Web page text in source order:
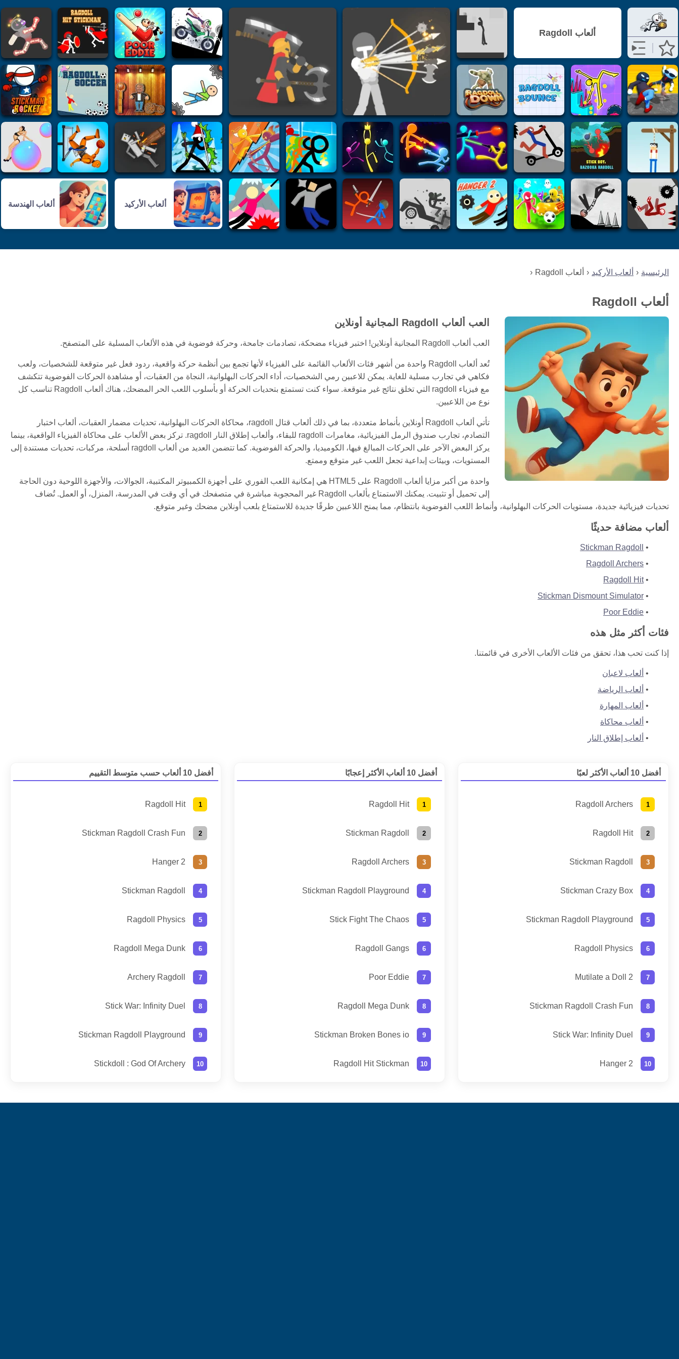
الرئيسية ألعاب الأركيد ألعاب Ragdoll
ألعاب Ragdoll
العب ألعاب Ragdoll المجانية أونلاين
العب ألعاب Ragdoll المجانية أونلاين! اختبر فيزياء مضحكة، تصادمات جامحة، وحركة فوضوية في هذه الألعاب المسلية على المتصفح.
تُعد ألعاب Ragdoll واحدة من أشهر فئات الألعاب القائمة على الفيزياء لأنها تجمع بين أنظمة حركة واقعية، ردود فعل غير متوقعة للشخصيات، ولعب
فكاهي في تجارب مسلية للغاية. يمكن للاعبين رمي الشخصيات، أداء الحركات البهلوانية، النجاة من العقبات، أو مشاهدة الحركات الفوضوية تتكشف
مع فيزياء ragdoll التي تخلق نتائج غير متوقعة. سواء كنت تستمتع بتحديات الحركة أو بأسلوب اللعب الحر المضحك، هناك ألعاب Ragdoll تناسب كل
نوع من اللاعبين.
تأتي ألعاب Ragdoll أونلاين بأنماط متعددة، بما في ذلك ألعاب قتال ragdoll، محاكاة الحركات البهلوانية، تحديات مضمار العقبات، ألعاب اختبار
التصادم، تجارب صندوق الرمل الفيزيائية، مغامرات ragdoll للبقاء، وألعاب إطلاق النار ragdoll. تركز بعض الألعاب على محاكاة الفيزياء الواقعية، بينما
يركز البعض الآخر على الحركات المبالغ فيها، الكوميديا، والحركة الفوضوية. كما تتضمن العديد من ألعاب ragdoll أسلحة، مركبات، تحديات مستندة إلى
المستويات، وبيئات إبداعية تجعل اللعب غير متوقع وممتع.
واحدة من أكبر مزايا ألعاب Ragdoll على HTML5 هي إمكانية اللعب الفوري على أجهزة الكمبيوتر المكتبية، الجوالات، والأجهزة اللوحية دون الحاجة
إلى تحميل أو تثبيت. يمكنك الاستمتاع بألعاب Ragdoll غير المحجوبة مباشرة في متصفحك في أي وقت في المدرسة، المنزل، أو العمل. تُضاف
تحديات فيزيائية جديدة، مستويات الحركات البهلوانية، وأنماط اللعب الفوضوية بانتظام، مما يمنح اللاعبين طرقًا جديدة للاستمتاع بلعب أونلاين مضحك وغير متوقع.
ألعاب مضافة حديثًا
Stickman Ragdoll
Ragdoll Archers
Ragdoll Hit
Stickman Dismount Simulator
Poor Eddie
فئات أكثر مثل هذه
إذا كنت تحب هذا، تحقق من فئات الألعاب الأخرى في قائمتنا.
ألعاب لاعبان
ألعاب الرياضة
ألعاب المهارة
ألعاب محاكاة
ألعاب إطلاق النار
أفضل 10 ألعاب الأكثر لعبًا
Ragdoll Archers
Ragdoll Hit
Stickman Ragdoll
Stickman Crazy Box
Stickman Ragdoll Playground
Ragdoll Physics
Mutilate a Doll 2
Stickman Ragdoll Crash Fun
Stick War: Infinity Duel
Hanger 2
أفضل 10 ألعاب الأكثر إعجابًا
Ragdoll Hit
Stickman Ragdoll
Ragdoll Archers
Stickman Ragdoll Playground
Stick Fight The Chaos
Ragdoll Gangs
Poor Eddie
Ragdoll Mega Dunk
Stickman Broken Bones io
Ragdoll Hit Stickman
أفضل 10 ألعاب حسب متوسط التقييم
Ragdoll Hit
Stickman Ragdoll Crash Fun
Hanger 2
Stickman Ragdoll
Ragdoll Physics
Ragdoll Mega Dunk
Archery Ragdoll
Stick War: Infinity Duel
Stickman Ragdoll Playground
Stickdoll : God Of Archery
ألعاب Ragdoll
ألعاب الأركيد ألعاب الهندسة